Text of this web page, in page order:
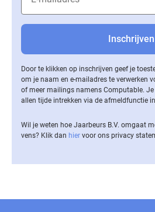
Door te klikken op inschrijven geef je
om je naam en e-mailadres te verwerken
of meer mailings namens Computable.
allen tijde intrekken via de af­meld­func­tie
Wil je weten hoe Jaarbeurs B.V. omgaat
vens? Klik dan hier voor ons privacy